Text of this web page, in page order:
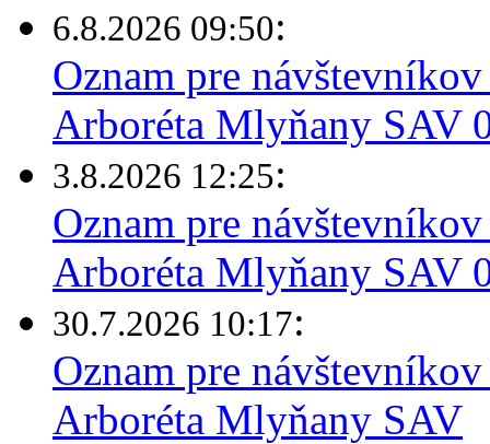
6.8.2026 09:50:
Oznam pre
Arboréta Mlyňany SAV
3.8.2026 12:25:
Oznam pre
Arboréta Mlyňany SAV
30.7.2026 10:17:
Oznam pre
Arboréta Mlyňany SAV